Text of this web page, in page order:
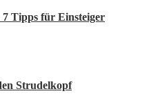
Tipps für Einsteiger
Strudelkopf